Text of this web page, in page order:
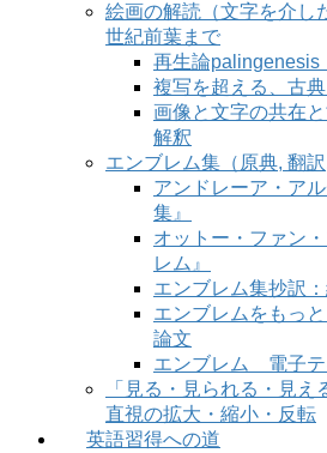
絵画の解読（文字を介し
世紀前葉まで
再生論palingenesis
複写を超える、古
画像と文字の共在
解釈
エンブレム集（原典, 翻
アンドレーア・ア
集』
オットー・ファン
レム』
エンブレム集抄訳
エンブレムをもっ
論文
エンブレム 電子テ
「見る・見られる・見
直視の拡大・縮小・反転
英語習得への道